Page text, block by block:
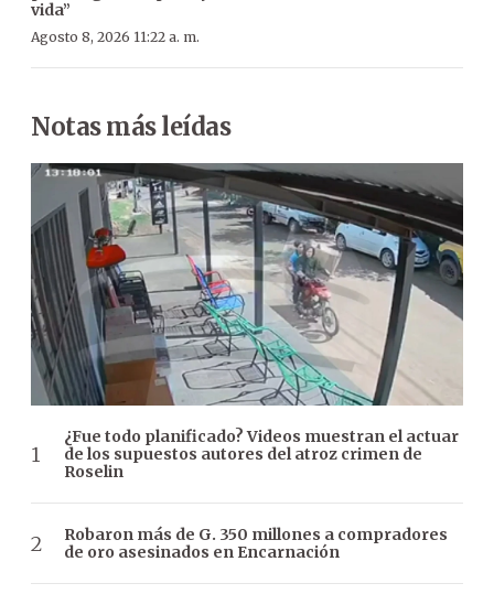
vida”
Agosto 8, 2026 11:22 a. m.
Notas más leídas
¿Fue todo planificado? Videos muestran el actuar
de los supuestos autores del atroz crimen de
Roselin
Robaron más de G. 350 millones a compradores
de oro asesinados en Encarnación